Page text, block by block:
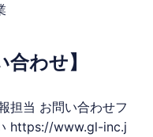
合わせ】
担当 お問い合わせフ
https://www.gl-inc.j